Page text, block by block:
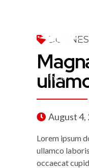
Inicio
August 4,
Lorem ipsum
ullamco
occaecat